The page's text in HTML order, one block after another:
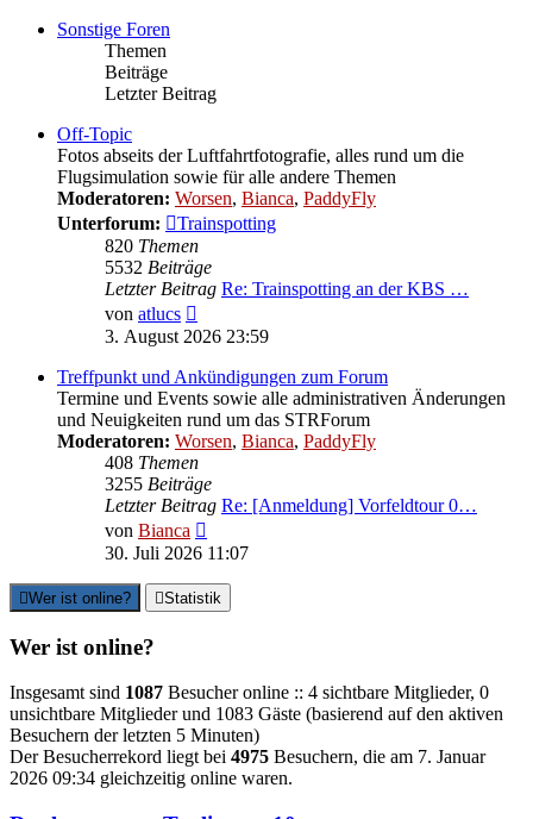
Sonstige Foren
Themen
Beiträge
Letzter Beitrag
Off-Topic
Fotos abseits der Luftfahrtfotografie, alles rund um die
Flugsimulation sowie für alle andere Themen
Moderatoren: Worsen, Bianca, PaddyFly
Unterforum:
Trainspotting
820 Themen
5532 Beiträge
Letzter Beitrag Re: Trainspotting an der KBS …
von atlucs
Beitrag
3. August 2026 23:59
Treffpunkt und Ankündigungen zum Forum
Termine und Events sowie alle administrativen Änderungen
und Neuigkeiten rund um das STRForum
Moderatoren: Worsen, Bianca, PaddyFly
408 Themen
3255 Beiträge
Letzter Beitrag Re: [Anmeldung] Vorfeldtour 0…
von Bianca
Beitrag
30. Juli 2026 11:07
Wer ist online? Statistik
Wer ist online?
Insgesamt sind 1087 Besucher online :: 4 sichtbare Mitglieder, 0
unsichtbare Mitglieder und 1083 Gäste (basierend auf den aktiven
Besuchern der letzten 5 Minuten)
Der Besucherrekord liegt bei 4975 Besuchern, die am 7. Januar
2026 09:34 gleichzeitig online waren.